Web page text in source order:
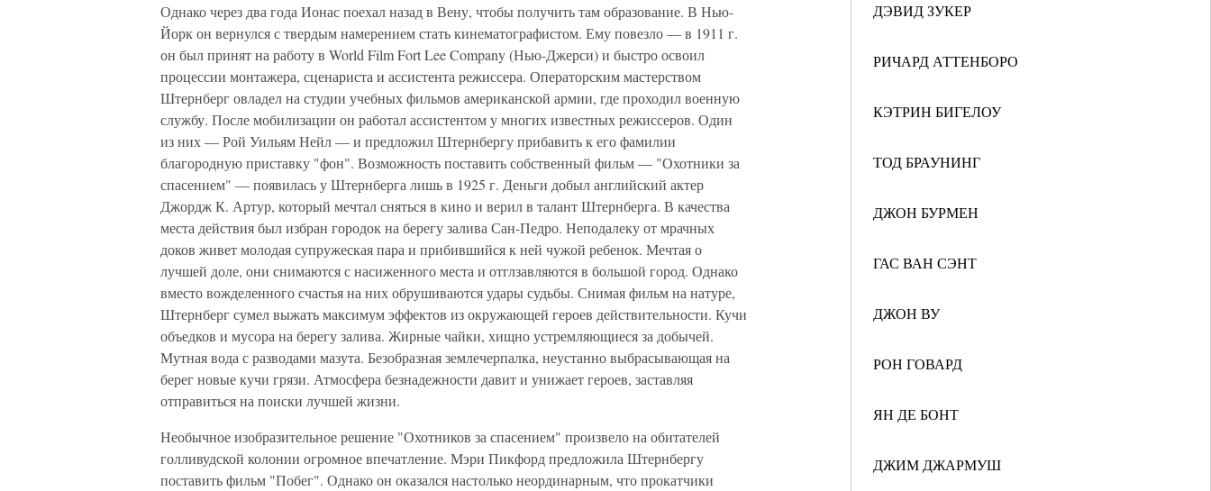
ДЭВИД ЗУКЕР
РИЧАРД АТТЕНБОРО
КЭТРИН БИГЕЛОУ
ТОД БРАУНИНГ
ДЖОН БУРМЕН
ГАС ВАН СЭНТ
ДЖОН ВУ
РОН ГОВАРД
ЯН ДЕ БОНТ
ДЖИМ ДЖАРМУШ
Однако через два года Ионас поехал назад в Вену, чтобы получить там образование. В Нью-
Йорк он вернулся с твердым намерением стать кинематографистом. Ему повезло — в 1911 г.
он был принят на работу в World Film Fort Lee Company (Нью-Джерси) и быстро освоил
процессии монтажера, сценариста и ассистента режиссера. Операторским мастерством
Штернберг овладел на студии учебных фильмов американской армии, где проходил военную
службу. После мобилизации он работал ассистентом у многих известных режиссеров. Один
из них — Рой Уильям Нейл — и предложил Штернбергу прибавить к его фамилии
благородную приставку "фон". Возможность поставить собственный фильм — "Охотники за
спасением" — появилась у Штернберга лишь в 1925 г. Деньги добыл английский актер
Джордж К. Артур, который мечтал сняться в кино и верил в талант Штернберга. В качества
места действия был избран городок на берегу залива Сан-Педро. Неподалеку от мрачных
доков живет молодая супружеская пара и прибившийся к ней чужой ребенок. Мечтая о
лучшей доле, они снимаются с насиженного места и отглзавляются в большой город. Однако
вместо вожделенного счастья на них обрушиваются удары судьбы. Снимая фильм на натуре,
Штернберг сумел выжать максимум эффектов из окружающей героев действительности. Кучи
объедков и мусора на берегу залива. Жирные чайки, хищно устремляющиеся за добычей.
Мутная вода с разводами мазута. Безобразная землечерпалка, неустанно выбрасывающая на
берег новые кучи грязи. Атмосфера безнадежности давит и унижает героев, заставляя
отправиться на поиски лучшей жизни.
Необычное изобразительное решение "Охотников за спасением" произвело на обитателей
голливудской колонии огромное впечатление. Мэри Пикфорд предложила Штернбергу
поставить фильм "Побег". Однако он оказался настолько неординарным, что прокатчики